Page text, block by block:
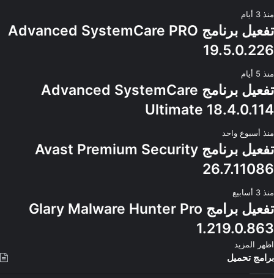
منذ 3 أيام
تفعيل برنامج Advanced SystemCare PRO
19.5.0.226
منذ 5 أيام
تفعيل برنامج Advanced SystemCare
Ultimate 18.4.0.114
منذ أسبوع واحد
تفعيل برنامج Avast Premium Security
26.7.11086
منذ 3 أسابيع
تفعيل برامج Glary Malware Hunter Pro
1.219.0.863
اظهر المزيد
برامج تحميل